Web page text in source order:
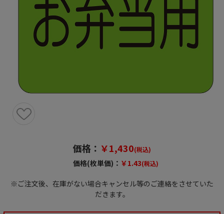
価格： ￥1,430(税込)
価格(枚単価)： ￥1.43(税込)
※ご注文後、在庫がない場合キャンセル等のご連絡をさせていた
だきます。